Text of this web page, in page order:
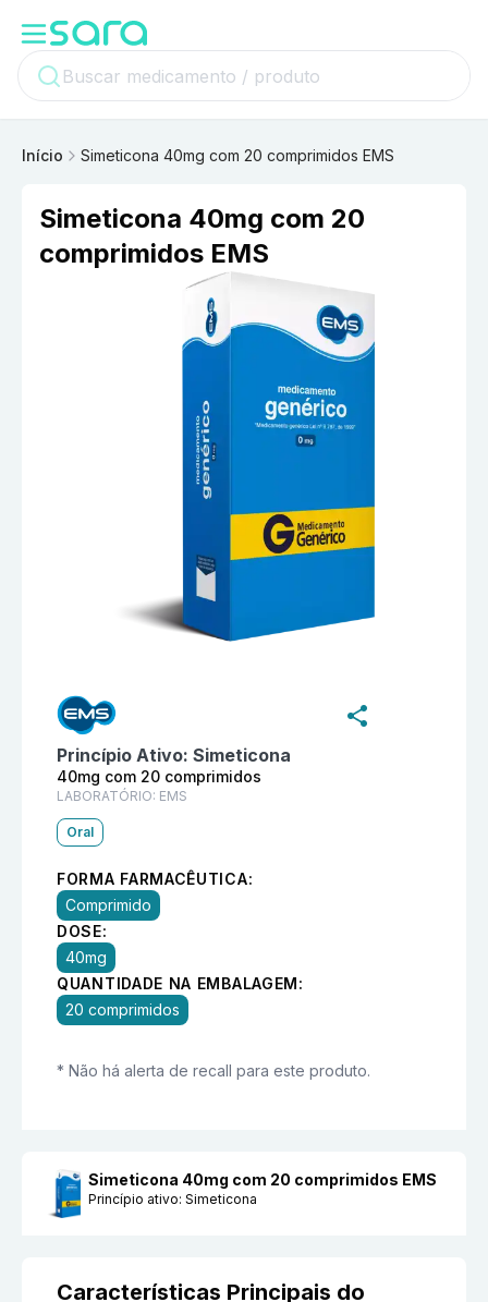
Início Simeticona 40mg com 20 comprimidos EMS
Simeticona 40mg com 20
comprimidos EMS
Princípio Ativo: Simeticona
40mg com 20 comprimidos
LABORATÓRIO: EMS
Oral
FORMA FARMACÊUTICA:
Comprimido
DOSE:
40mg
QUANTIDADE NA EMBALAGEM:
20 comprimidos
* Não há alerta de recall para este produto.
Simeticona 40mg com 20 comprimidos EMS
Princípio ativo: Simeticona
Características Principais do